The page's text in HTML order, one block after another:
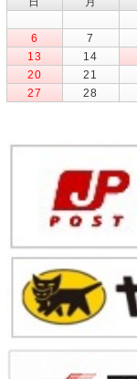
6
7
13
14
20
21
27
28